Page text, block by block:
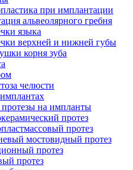
при имплантации
альвеолярного гребня
языка
верхней и нижней губы
корня зуба
челюсти
на импланты
протез
протез
мостовидный протез
протез
протез